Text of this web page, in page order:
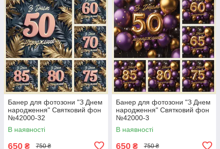
Банер для фотозони "З Днем
народження" Святковий фон
№42000-32
В наявності
650 ₴ 750 ₴
Банер для фотозони "З Днем
народження" Святковий фон
№42000-3
В наявності
650 ₴ 750 ₴